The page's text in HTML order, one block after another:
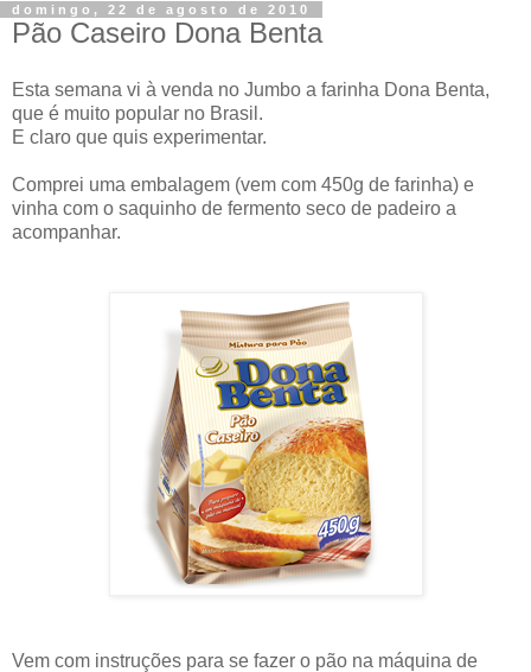
domingo, 22 de agosto de 2010
Pão Caseiro Dona Benta
Esta semana vi à venda no Jumbo a farinha Dona Benta,
que é muito popular no Brasil.
E claro que quis experimentar.
Comprei uma embalagem (vem com 450g de farinha) e
vinha com o saquinho de fermento seco de padeiro a
acompanhar.
Vem com instruções para se fazer o pão na máquina de